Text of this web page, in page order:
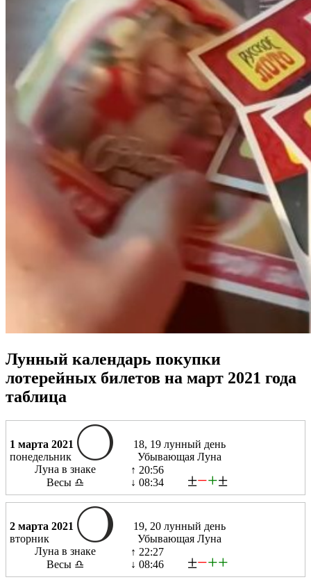
Лунный календарь покупки
лотерейных билетов на март 2021 года
таблица
1 марта 2021
понедельник
18, 19 лунный день
Убывающая Луна
Луна в знаке
Весы ♎
↑ 20:56
↓ 08:34
±−+±
2 марта 2021
вторник
19, 20 лунный день
Убывающая Луна
Луна в знаке
Весы ♎
↑ 22:27
↓ 08:46
±−++